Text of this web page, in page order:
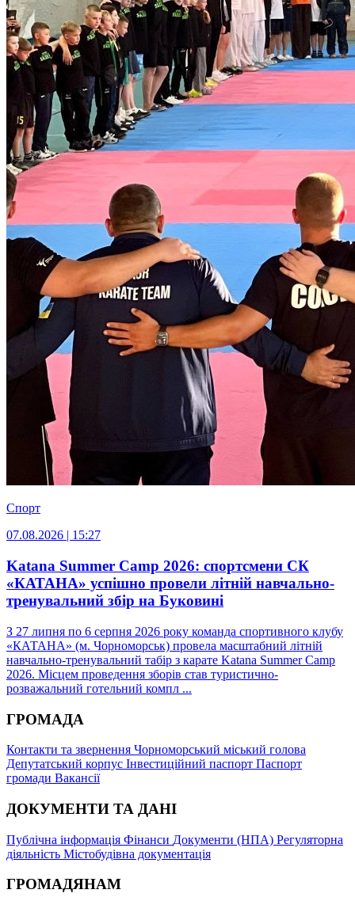
Спорт
07.08.2026 | 15:27
Katana Summer Camp 2026: спортсмени СК
«КАТАНА» успішно провели літній навчально-
тренувальний збір на Буковині
З 27 липня по 6 серпня 2026 року команда спортивного клубу
«КАТАНА» (м. Чорноморськ) провела масштабний літній
навчально-тренувальний табір з карате Katana Summer Camp
2026. Місцем проведення зборів став туристично-
розважальний готельний компл ...
ГРОМАДА
Контакти та звернення Чорноморський міський голова
Депутатський корпус Інвестиційний паспорт Паспорт
громади Вакансії
ДОКУМЕНТИ ТА ДАНІ
Публічна інформація Фінанси Документи (НПА) Регуляторна
діяльність Містобудівна документація
ГРОМАДЯНАМ